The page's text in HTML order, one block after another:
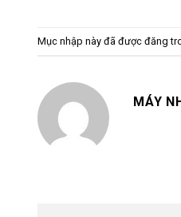
Mục nhập này đã được đăng
MÁY